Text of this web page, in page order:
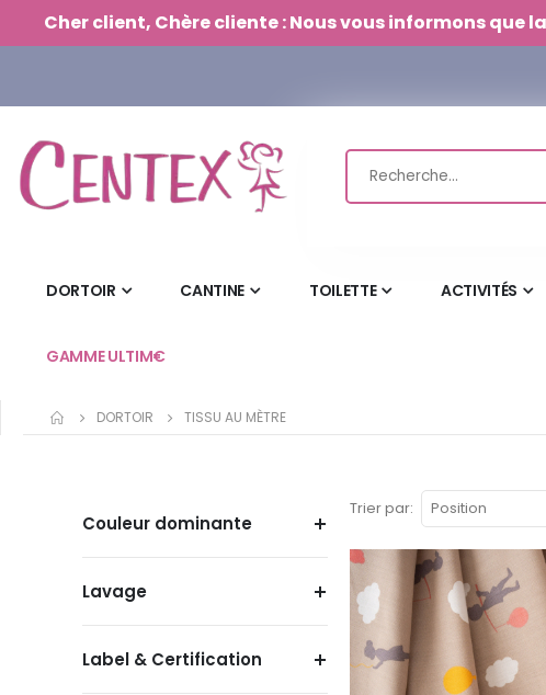
Cher client, Chère cliente : Nous vous informons que
DORTOIR CANTINE TOILETTE ACTIVITÉS
GAMME ULTIM€
DORTOIR TISSU AU MÈTRE
Trier par
Couleur dominante
Lavage
Label & Certification
Panneau de gestion des cookies